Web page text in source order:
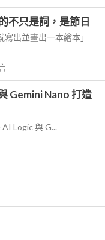
不只是詞，是節日
出並畫出一本繪本」
Gemini Nano 打造
Logic 與 G...